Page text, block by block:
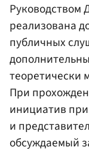
Руководством
реализована
публичных
теоретически
При
инициатив
и
обсуждаемый